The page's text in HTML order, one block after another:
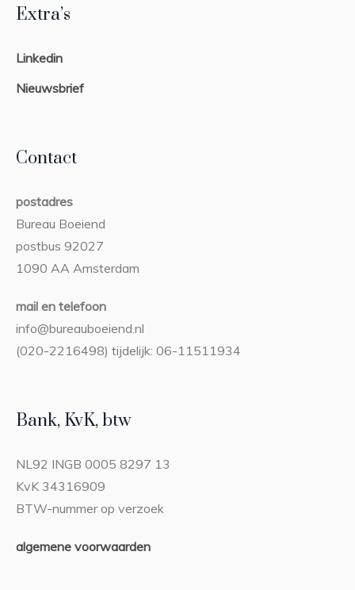
Extra’s
Linkedin
Nieuwsbrief
Contact
postadres
Bureau Boeiend
postbus 92027
1090 AA Amsterdam
mail en telefoon
info@bureauboeiend.nl
(020-2216498) tijdelijk: 06-11511934
Bank, KvK, btw
NL92 INGB 0005 8297 13
KvK 34316909
BTW-nummer op verzoek
algemene voorwaarden